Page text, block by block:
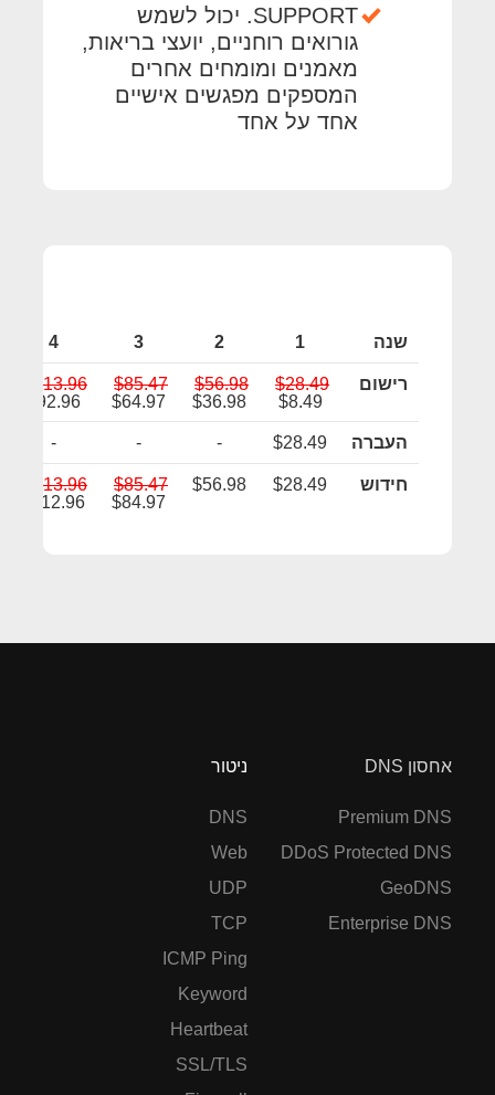
SUPPORT. יכול לשמש
גורואים רוחניים, יועצי בריאות,
מאמנים ומומחים אחרים
המספקים מפגשים אישיים
אחד על אחד
שנה 1
2
3
4
רישום
$28.49
$8.49
$56.98
$36.98
$85.47
$64.97
$113.96
$92.96
העברה $28.49
-
-
-
חידוש $28.49
$56.98
$85.47
$84.97
$113.96
$112.96
אחסון DNS
Premium DNS
DDoS Protected DNS
GeoDNS
Enterprise DNS
ניטור
DNS
Web
UDP
TCP
ICMP Ping
Keyword
Heartbeat
SSL/TLS